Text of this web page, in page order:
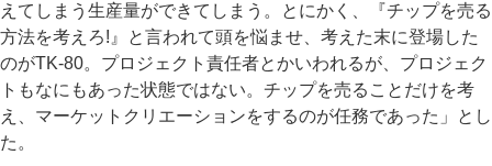
えてしまう生産量ができてしまう。とにかく、『チップを売る
方法を考えろ!』と言われて頭を悩ませ、考えた末に登場した
のがTK-80。プロジェクト責任者とかいわれるが、プロジェク
トもなにもあった状態ではない。チップを売ることだけを考
え、マーケットクリエーションをするのが任務であった」とし
た。